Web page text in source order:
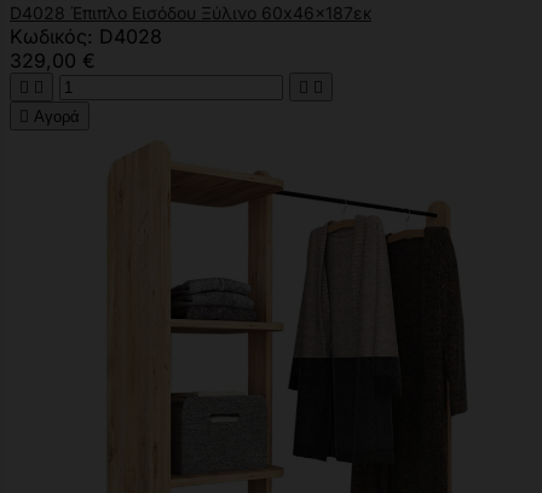
D4028 Έπιπλο Εισόδου Ξύλινο 60x46x187εκ
Κωδικός: D4028
329,00 €
   
 Αγορά